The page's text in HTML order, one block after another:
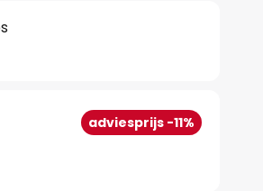
adviesprijs -11%